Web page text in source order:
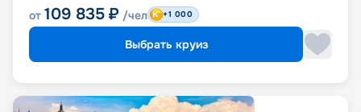
от 109 835 ₽ /чел +1 000
Выбрать круиз